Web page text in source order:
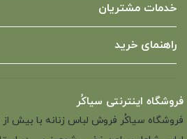
خدمات مشتریان
راهنمای خرید
فروشگاه اینترنتی سیاکُر